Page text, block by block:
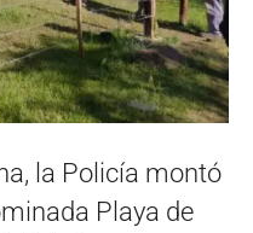
la Policía montó
Playa de